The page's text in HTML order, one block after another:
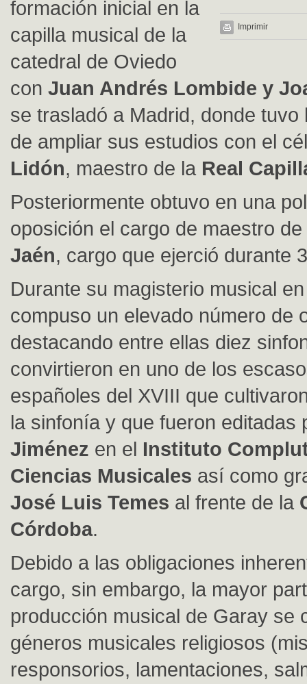
Imprimir
formación inicial en la
capilla musical de la
catedral de Oviedo
con Juan Andrés Lombide y
se trasladó a Madrid, donde tuvo
de ampliar sus estudios con el
Lidón, maestro de la Real
Posteriormente obtuvo en una
oposición el cargo de maestro
Jaén, cargo que ejerció durante
Durante su magisterio musical
compuso un elevado número de
destacando entre ellas diez
convirtieron en uno de los
españoles del XVIII que
la sinfonía y que fueron editadas
Jiménez en el Instituto
Ciencias Musicales así como
José Luis Temes al frente de la
Córdoba.
Debido a las obligaciones
cargo, sin embargo, la mayor
producción musical de Garay se
géneros musicales religiosos
responsorios, lamentaciones,